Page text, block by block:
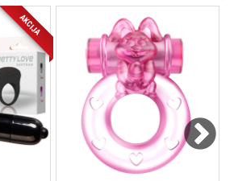
AKCIJA